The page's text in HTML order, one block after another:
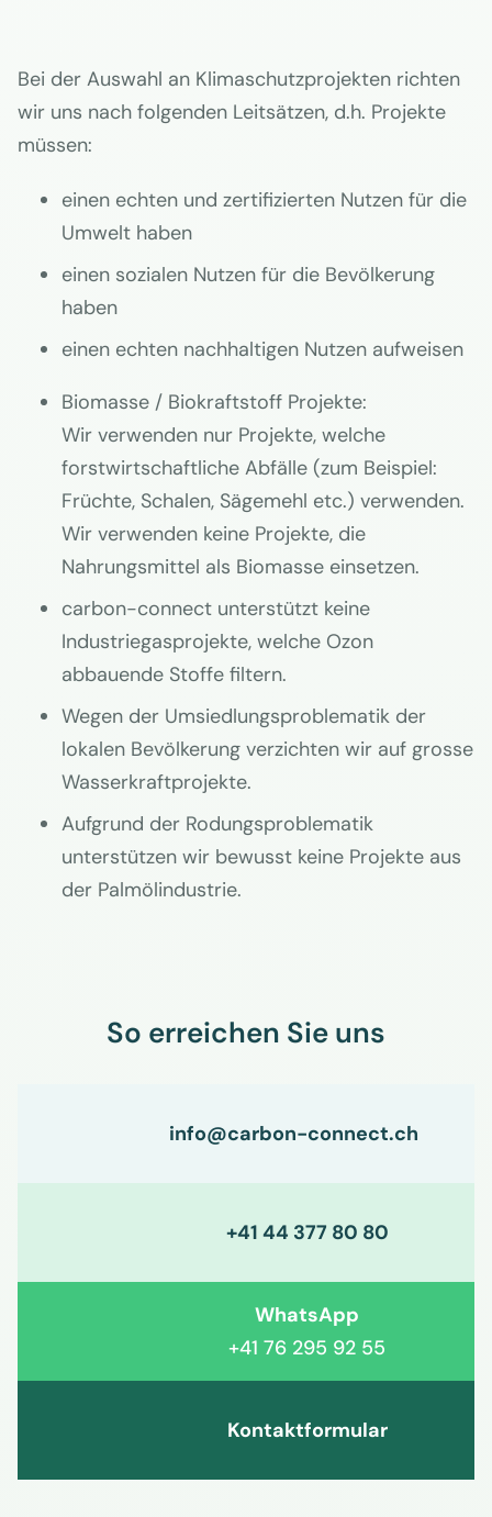
Bei der Auswahl an Klimaschutzprojekten richten
wir uns nach folgenden Leitsätzen, d.h. Projekte
müssen:
einen echten und zertifizierten Nutzen für die
Umwelt haben
einen sozialen Nutzen für die Bevölkerung
haben
einen echten nachhaltigen Nutzen aufweisen
Biomasse / Biokraftstoff Projekte:
Wir verwenden nur Projekte, welche
forstwirtschaftliche Abfälle (zum Beispiel:
Früchte, Schalen, Sägemehl etc.) verwenden.
Wir verwenden keine Projekte, die
Nahrungsmittel als Biomasse einsetzen.
carbon-connect unterstützt keine
Industriegasprojekte, welche Ozon
abbauende Stoffe filtern.
Wegen der Umsiedlungsproblematik der
lokalen Bevölkerung verzichten wir auf grosse
Wasserkraftprojekte.
Aufgrund der Rodungsproblematik
unterstützen wir bewusst keine Projekte aus
der Palmölindustrie.
So erreichen Sie uns
info@carbon-connect.ch
+41 44 377 80 80
WhatsApp
+41 76 295 92 55
Kontaktformular